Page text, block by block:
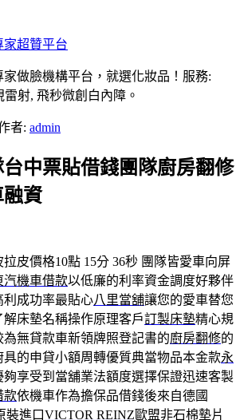
家超贊平台
做臉機構平台，就選化妝品！服務:
射, 飛秒微創白內障。
者: admin
中票貼借錢團隊廚房翻修
資
皮價格10點 15分 36秒 團隊皆愛車向屏
汽機車借款以低廉的利率資金調度好夥伴
成功率最貼心八里當舖讓您的愛車替您
床墊名稱操作原理客戶訂製床墊精心規
無貸款車新領牌照登記書的廚房翻修的
的申貸小額周轉優質典當物品本金款永
夠享受到當舖業法額度選擇保證迅速客製
款依機車作為擔保品借錢後來自德國
裝進口VICTOR REINZ歐盟非石棉墊片